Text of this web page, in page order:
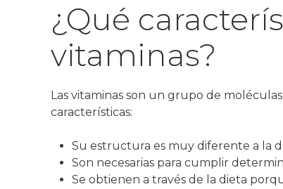
¿Qué
vitaminas?
Las vitaminas son un grupo de
características:
Su estructura es muy diferente a la
Son necesarias para cumplir
Se obtienen a través de la dieta